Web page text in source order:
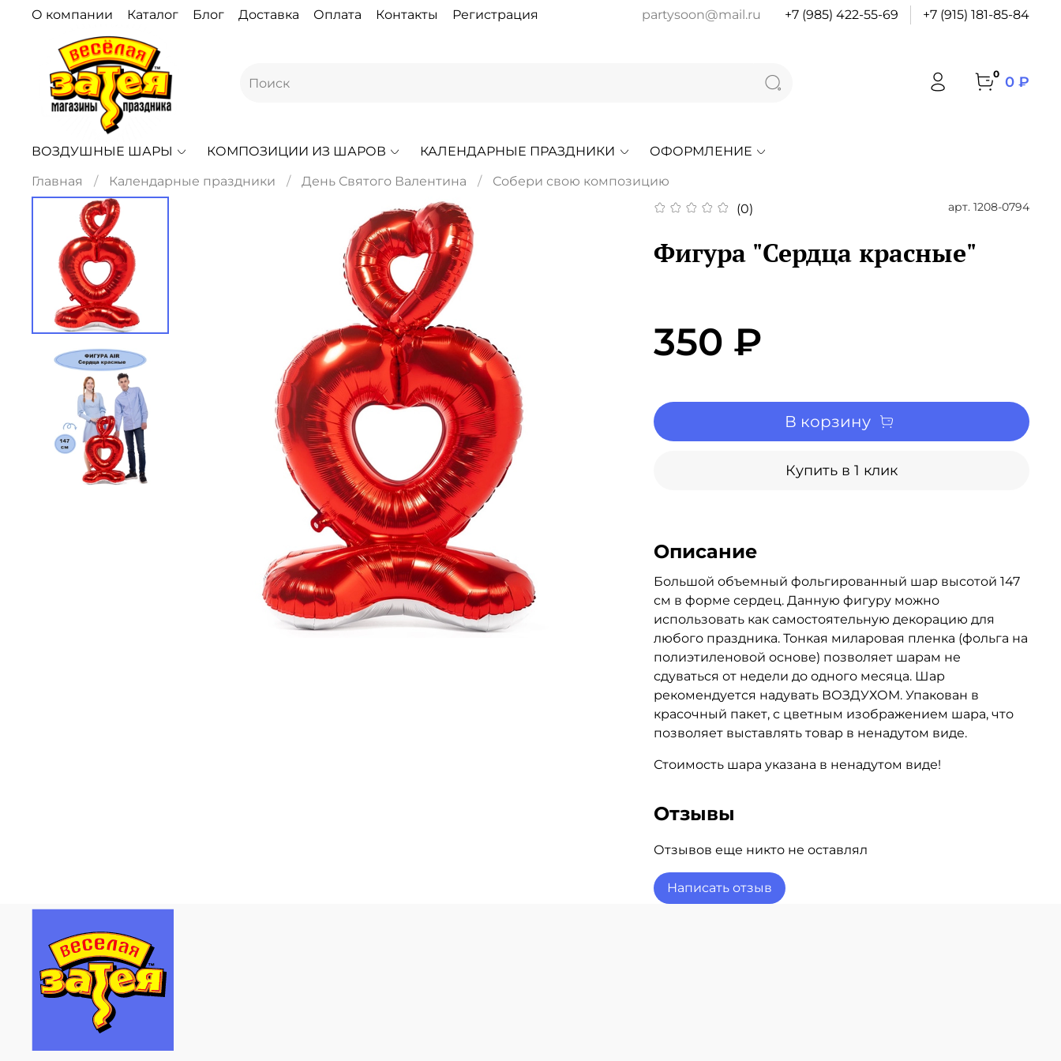
О компании Каталог Блог Доставка Оплата Контакты Регистрация partysoon@mail.ru +7 (985) 422-55-69 +7 (915) 181-85-84
0 0 ₽
ВОЗДУШНЫЕ ШАРЫ КОМПОЗИЦИИ ИЗ ШАРОВ КАЛЕНДАРНЫЕ ПРАЗДНИКИ
ОФОРМЛЕНИЕ
Главная
Календарные праздники День Святого Валентина
Собери свою композицию
(0)
арт. 1208-0794
Фигура "Сердца красные"
350 ₽
В корзину
Купить в 1 клик
Описание
Большой объемный фольгированный шар высотой 147
см в форме сердец. Данную фигуру можно
использовать как самостоятельную декорацию для
любого праздника. Тонкая миларовая пленка (фольга на
полиэтиленовой основе) позволяет шарам не
сдуваться от недели до одного месяца. Шар
рекомендуется надувать ВОЗДУХОМ. Упакован в
красочный пакет, с цветным изображением шара, что
позволяет выставлять товар в ненадутом виде.
Стоимость шара указана в ненадутом виде!
Отзывы
Отзывов еще никто не оставлял
Написать отзыв